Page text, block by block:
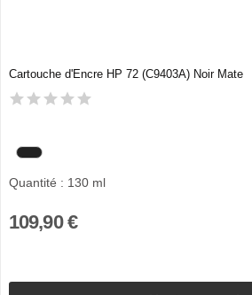
Cartouche d'Encre HP 72 (C9403A) Noir Mate
Quantité : 130 ml
109,90 €